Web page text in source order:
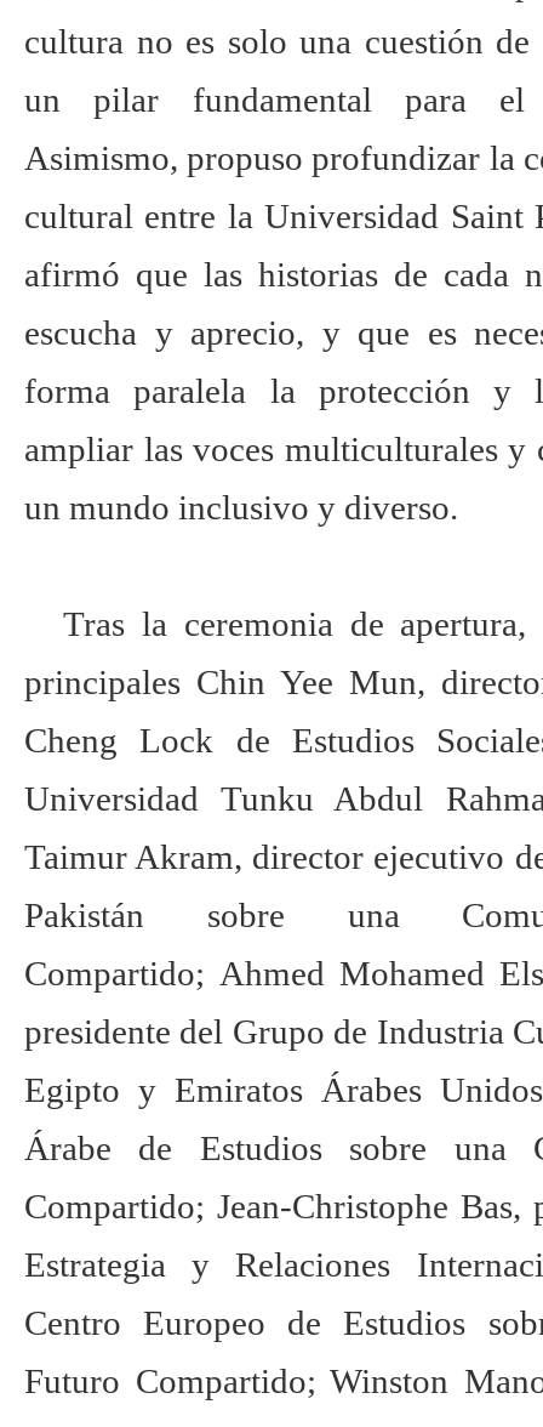
cultura no es solo una cuestión
un pilar fundamental para el
Asimismo, propuso profundizar la
cultural entre la Universidad Saint
afirmó que las historias de cada
escucha y aprecio, y que es
forma paralela la protección y
ampliar las voces multiculturales y
un mundo inclusivo y diverso.
Tras la ceremonia de apertura,
principales Chin Yee Mun,
Cheng Lock de Estudios
Universidad Tunku Abdul
Taimur Akram, director ejecutivo
Pakistán sobre una
Compartido; Ahmed Mohamed
presidente del Grupo de Industria
Egipto y Emiratos Árabes
Árabe de Estudios sobre una
Compartido; Jean-Christophe
Estrategia y Relaciones
Centro Europeo de Estudios
Futuro Compartido; Winston